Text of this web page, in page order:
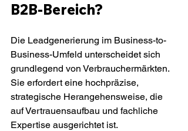
B2B-Bereich?
Die Leadgenerierung im Business-to-
Business-Umfeld unterscheidet sich
grundlegend von Verbrauchermärkten.
Sie erfordert eine hochpräzise,
strategische Herangehensweise, die
auf Vertrauensaufbau und fachliche
Expertise ausgerichtet ist.